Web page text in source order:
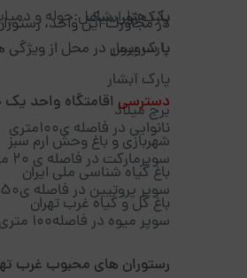
پارک ژوراسیک
پارک پروار
پارک آبشار
برج میلاد
شهربازی و باغ وحش ارم سبز
باغ گیاه شناسی ملی ایران
باغ گل و گیاه غرب تهران
پک هتلی شامل:حوله و
در مجاورت این واحد،
با سرویس در محل از ویژگی
دسترسی اقامتگاه واحد
نانوایی در فاصله ی100متری
سوپرمارکت در فاصله ی 20 متری
سوپر پروتیین در فاصله ی50 متری
سوپر میوه در فاصله100 متری
رستوران های محبوب غرب